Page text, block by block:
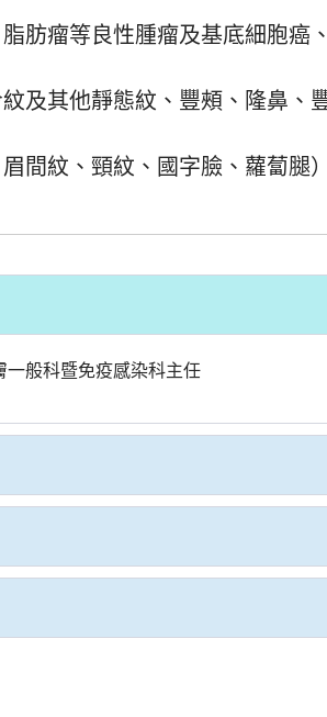
肪瘤等良性腫瘤及基底細胞癌
及其他靜態紋、豐頰、隆鼻、
間紋、頸紋、國字臉、蘿蔔腿）
般科暨免疫感染科主任